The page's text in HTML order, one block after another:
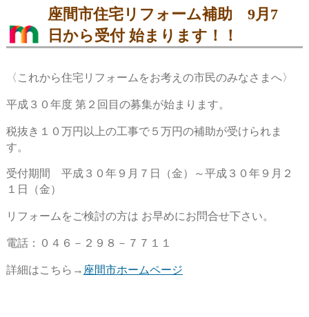
座間市住宅リフォーム補助 9月7
日から受付 始まります！！
〈これから住宅リフォームをお考えの市民のみなさまへ〉
平成３０年度 第２回目の募集が始まります。
税抜き１０万円以上の工事で５万円の補助が受けられま
す。
受付期間 平成３０年９月７日（金）～平成３０年９月２
１日（金）
リフォームをご検討の方は お早めにお問合せ下さい。
電話：０４６－２９８－７７１１
詳細はこちら→ 座間市ホームページ